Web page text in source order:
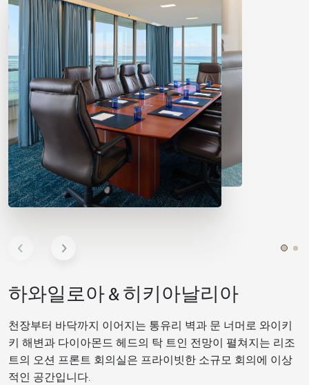
하와일로아 & 히키아날리아
천장부터 바닥까지 이어지는 통유리 벽과 문 너머로 와이키
키 해변과 다이아몬드 헤드의 탁 트인 전망이 펼쳐지는 리조
트의 오션 프론트 회의실은 프라이빗한 소규모 회의에 이상
적인 공간입니다.